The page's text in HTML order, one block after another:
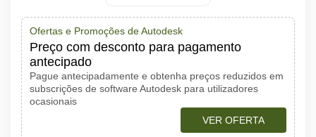
Ofertas e Promoções de Autodesk
Preço com desconto para pagamento
antecipado
Pague antecipadamente e obtenha preços reduzidos em
subscrições de software Autodesk para utilizadores
ocasionais
VER OFERTA